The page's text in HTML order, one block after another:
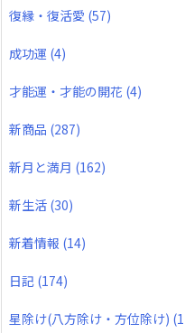
復縁・復活愛 (57)
成功運 (4)
才能運・才能の開花 (4)
新商品 (287)
新月と満月 (162)
新生活 (30)
新着情報 (14)
日記 (174)
星除け(八方除け・方位除け)